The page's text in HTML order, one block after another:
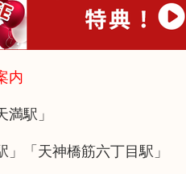
内
駅」
「天神橋筋六丁目駅」